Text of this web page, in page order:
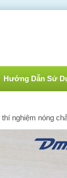
Hướng Dẫn Sử
thí nghiệm nóng